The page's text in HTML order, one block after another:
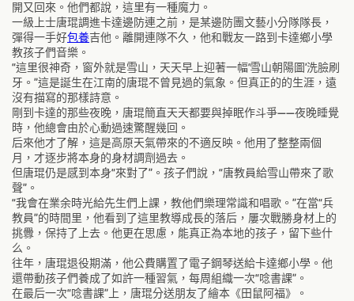
開又回來。他們都說，這里有一種魔力。
一級上士唐琨調進卡達邊防連之前，是某邊防團文藝小分隊隊長，
彈得一手好包養吉他。離開連隊不久，他和戰友一路到卡達鄉小學
教孩子們音樂。
“這里很神奇，窗外就是雪山，天天早上迎著一幅‘雪山朝陽圖’洗臉刷
牙。”這是誕生在江南的唐琨不曾見過的氣象。但真正的的生涯，遠
沒有描寫的那樣詩意。
剛到卡達的那些夜晚，唐琨簡直天天都要與掉眠作斗爭——夜晚睡覺
時，他總會由於心動過速驚醒幾回。
后來他才了解，這是高原天氣帶來的不適反映。他用了整整兩個
月，才逐步將本身的身材調劑過去。
但唐琨仍是感到本身“來對了”。孩子們說，“唐教員給雪山帶來了歌
聲”。
“我會在業余時光給先生們上課，教他們樂理常識和唱歌。”在當“兵
教員”的時間里，他看到了這里教導成長的落后，屢次戰勝身材上的
挑釁，保持了上去。他更在思慮，能真正為本地的孩子，留下些什
么。
往年，唐琨退役期滿，他公費購置了電子鋼琴送給卡達鄉小學。他
還帶動孩子們養成了如許一種習氣，每周組織一次“唸書課”。
在最后一次“唸書課”上，唐琨分送朋友了繪本《田鼠阿福》。